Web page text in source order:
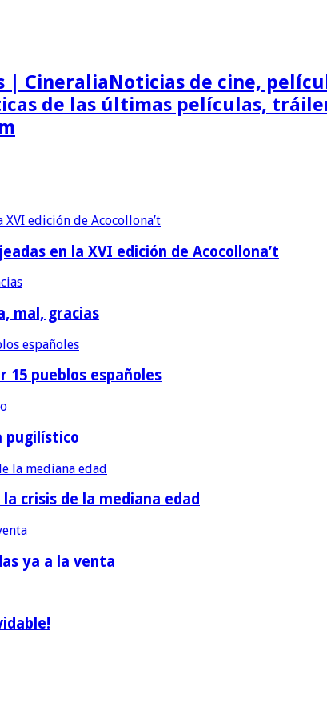
Noticias de cine,
de las últimas películas,
en la XVI edición de Acocollona’t
mal, gracias
15 pueblos españoles
pugilístico
crisis de la mediana edad
ya a la venta